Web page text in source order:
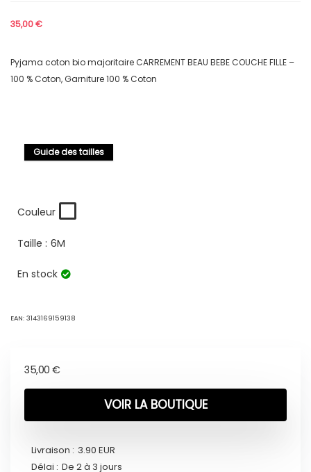
35,00€
Pyjama coton bio majoritaire CARREMENT BEAU BEBE COUCHE FILLE –
100 % Coton, Garniture 100 % Coton
Guide des tailles
Couleur
Taille : 6M
En stock
EAN: 3143169159138
35,00 €
VOIR LA BOUTIQUE
Livraison : 3.90 EUR
Délai : De 2 à 3 jours